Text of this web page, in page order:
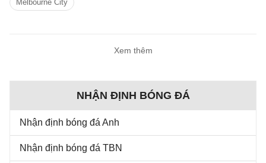
Melbourne City
Xem thêm
NHẬN ĐỊNH BÓNG ĐÁ
Nhận định bóng đá Anh
Nhận định bóng đá TBN